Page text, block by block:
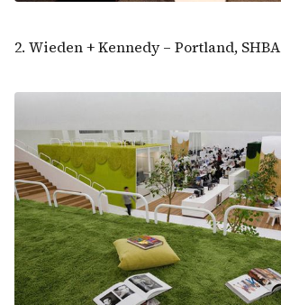
2. Wieden + Kennedy – Portland, SHBA